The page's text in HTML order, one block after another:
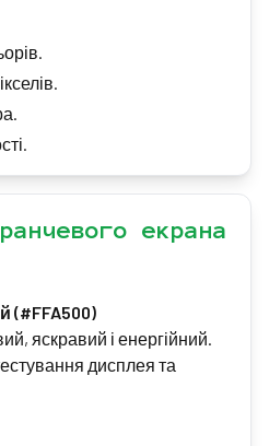
екрана
(#FFA500)
яскравий і енергійний.
дисплея та